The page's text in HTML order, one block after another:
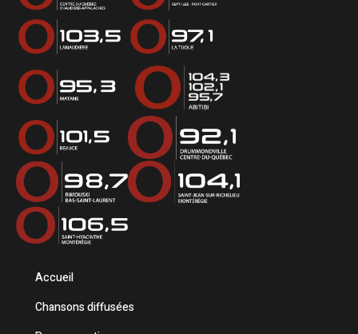
Accueil
Chansons diffusées